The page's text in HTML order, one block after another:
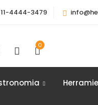
4444-3479
0